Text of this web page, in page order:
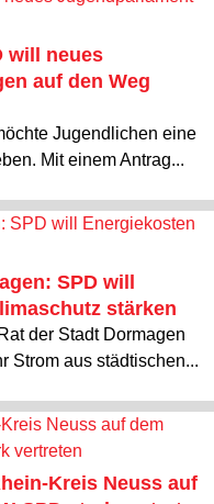
will neues
auf den Weg
Jugendlichen eine
Mit einem Antrag...
SPD will
stärken
der Stadt Dormagen
Strom aus städtischen...
Kreis Neuss auf